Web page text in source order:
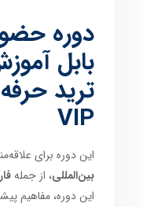
دوره
بابل
ترید
VIP
این دوره برای
بین‌المللی، از جمله
این دوره، مفاهیم